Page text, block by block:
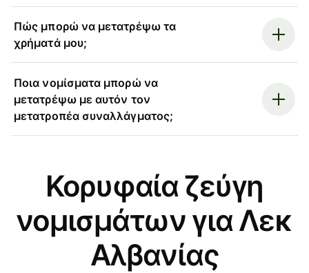
Πώς μπορώ να μετατρέψω τα
χρήματά μου;
Ποια νομίσματα μπορώ να
μετατρέψω με αυτόν τον
μετατροπέα συναλλάγματος;
Κορυφαία ζεύγη
νομισμάτων για Λεκ
Αλβανίας